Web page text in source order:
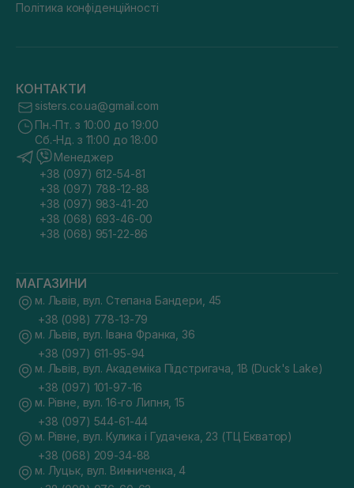
Політика конфіденційності
КОНТАКТИ
sisters.co.ua@gmail.com
Пн.-Пт. з 10:00 до 19:00
Сб.-Нд. з 11:00 до 18:00
Менеджер
+38 (097) 612-54-81
+38 (097) 788-12-88
+38 (097) 983-41-20
+38 (068) 693-46-00
+38 (068) 951-22-86
МАГАЗИНИ
м. Львів, вул. Степана Бандери, 45
+38 (098) 778-13-79
м. Львів, вул. Івана Франка, 36
+38 (097) 611-95-94
м. Львів, вул. Академіка Підстригача, 1В (Duck's Lake)
+38 (097) 101-97-16
м. Рівне, вул. 16-го Липня, 15
+38 (097) 544-61-44
м. Рівне, вул. Кулика і Гудачека, 23 (ТЦ Екватор)
+38 (068) 209-34-88
м. Луцьк, вул. Винниченка, 4